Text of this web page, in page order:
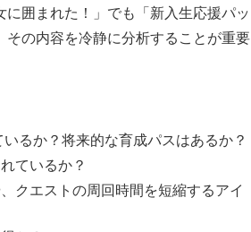
囲まれた！」でも「新入生応援パッ
の内容を冷静に分析することが重要
るか？将来的な育成パスはあるか？
ているか？
クエストの周回時間を短縮するアイ